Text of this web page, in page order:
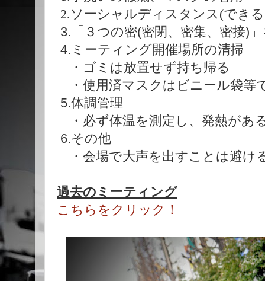
2.ソーシャルディスタンス(でき
3.「３つの密(密閉、密集、密接)
4.ミーティング開催場所の清掃
・ゴミは放置せず持ち帰る
・使用済マスクはビニール袋等
5.体調管理
・必ず体温を測定し、発熱があ
6.その他
・会場で大声を出すことは避
過去のミーティング
こちらをクリック！